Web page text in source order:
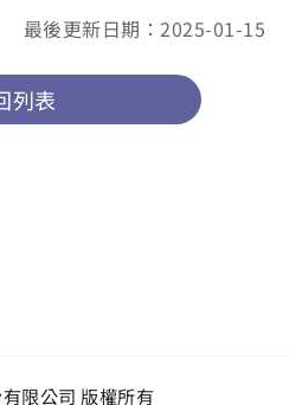
最後更新日期：2025-01-15
列表
限公司 版權所有